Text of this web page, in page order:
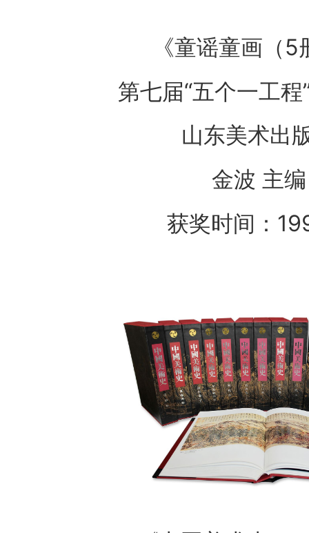
《童谣童画（5
第七届“五个一工程
山东美术出
金波 主编
获奖时间：